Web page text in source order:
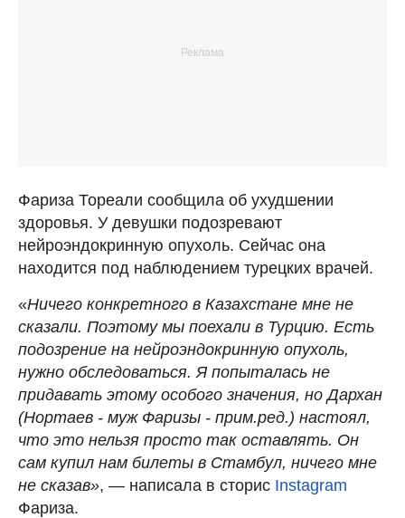
Фариза Тореали сообщила об ухудшении
здоровья. У девушки подозревают
нейроэндокринную опухоль. Сейчас она
находится под наблюдением турецких врачей.
«Ничего конкретного в Казахстане мне не
сказали. Поэтому мы поехали в Турцию. Есть
подозрение на нейроэндокринную опухоль,
нужно обследоваться. Я попыталась не
придавать этому особого значения, но Дархан
(Нортаев - муж Фаризы - прим.ред.) настоял,
что это нельзя просто так оставлять. Он
сам купил нам билеты в Стамбул, ничего мне
не сказав», — написала в сторис Instagram
Фариза.